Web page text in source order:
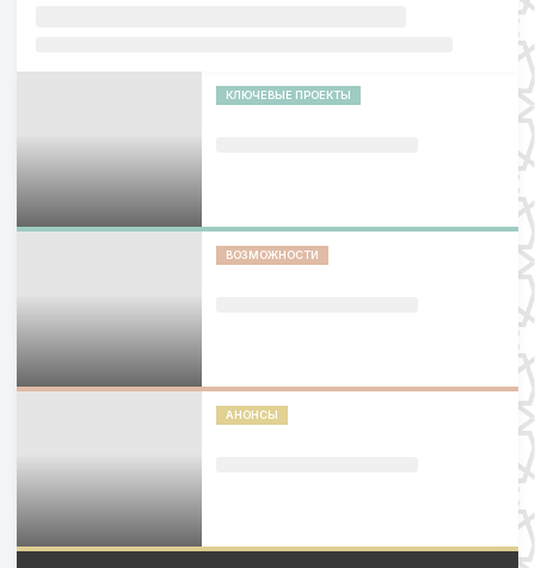
КЛЮЧЕВЫЕ ПРОЕКТЫ
ВОЗМОЖНОСТИ
АНОНСЫ